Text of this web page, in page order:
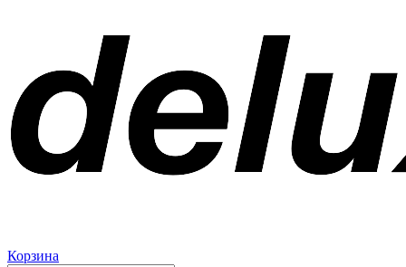
Корзина